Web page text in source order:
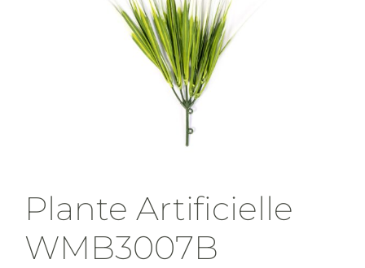
Plante Artificielle
WMB3007B